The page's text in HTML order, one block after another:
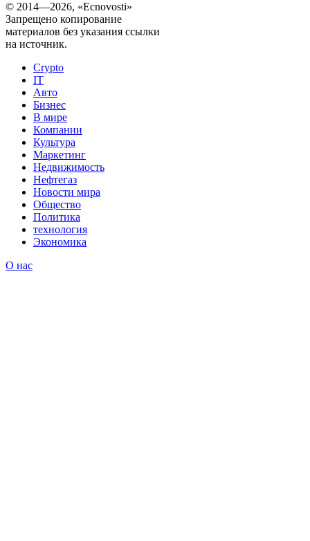
© 2014—2026, «Ecnovosti»
Запрещено копирование
материалов без указания ссылки
на источник.
Crypto
IT
Авто
Бизнес
В мире
Компании
Культура
Маркетинг
Недвижимость
Нефтегаз
Новости мира
Общество
Политика
технология
Экономика
О нас